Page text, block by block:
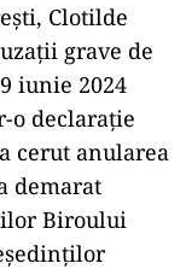
Clotilde
grave de
iunie 2024
o declarație
cerut anularea
demarat
Biroului